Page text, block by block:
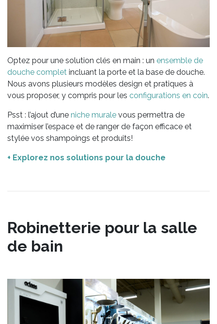
Optez pour une solution clés en main : un ensemble de
douche complet incluant la porte et la base de douche.
Nous avons plusieurs modèles design et pratiques à
vous proposer, y compris pour les configurations en coin.
Psst : l’ajout d’une niche murale vous permettra de
maximiser l’espace et de ranger de façon efficace et
stylée vos shampoings et produits!
+ Explorez nos solutions pour la douche
Robinetterie pour la salle
de bain